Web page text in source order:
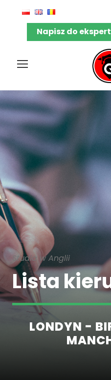
Napisz do
Studia w Anglii
Lista
LONDYN -